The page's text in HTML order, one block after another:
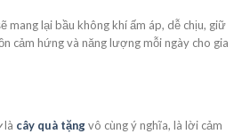
mang lại bầu không khí ấm áp, dễ chịu, giữ
cảm hứng và năng lượng mỗi ngày cho gia
là cây quà tặngvô cùng ý nghĩa, là lời cảm